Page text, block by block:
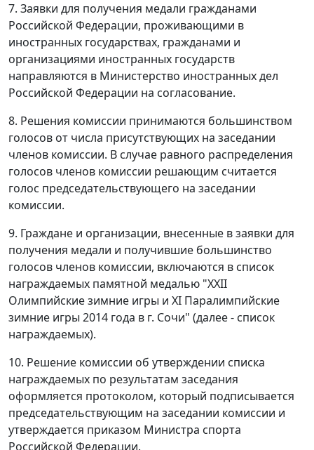
7. Заявки для получения медали гражданами
Российской Федерации, проживающими в
иностранных государствах, гражданами и
организациями иностранных государств
направляются в Министерство иностранных дел
Российской Федерации на согласование.
8. Решения комиссии принимаются большинством
голосов от числа присутствующих на заседании
членов комиссии. В случае равного распределения
голосов членов комиссии решающим считается
голос председательствующего на заседании
комиссии.
9. Граждане и организации, внесенные в заявки для
получения медали и получившие большинство
голосов членов комиссии, включаются в список
награждаемых памятной медалью "XXII
Олимпийские зимние игры и XI Паралимпийские
зимние игры 2014 года в г. Сочи" (далее - список
награждаемых).
10. Решение комиссии об утверждении списка
награждаемых по результатам заседания
оформляется протоколом, который подписывается
председательствующим на заседании комиссии и
утверждается приказом Министра спорта
Российской Федерации.